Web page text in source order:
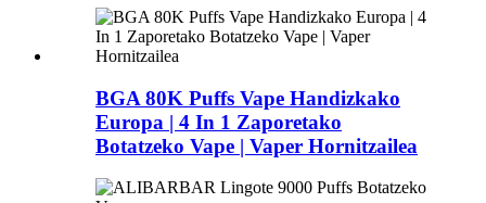
BGA 80K Puffs Vape Handizkako
Europa | 4 In 1 Zaporetako
Botatzeko Vape | Vaper Hornitzailea